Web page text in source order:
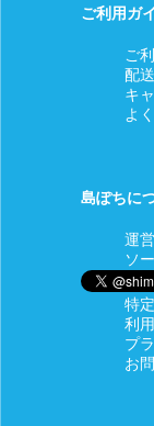
【返金額】商品代
□商品等の不具合
【対応条件】商
【返品送料・再送
【備考】在庫状
交換に応じるこ
その際は返金の
ご利用ガ
ご
配
キ
よ
島ぽちに
運
ソ
特
利
プ
お